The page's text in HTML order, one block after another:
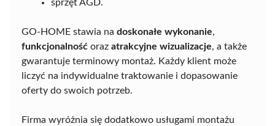
sprzęt AGD.
GO-HOME stawia na doskonałe wykonanie,
funkcjonalność oraz atrakcyjne wizualizacje, a także
gwarantuje terminowy montaż. Każdy klient może
liczyć na indywidualne traktowanie i dopasowanie
oferty do swoich potrzeb.
Firma wyróżnia się dodatkowo usługami montażu